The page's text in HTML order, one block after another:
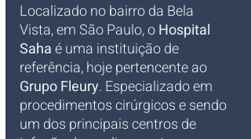
Localizado no bairro da Bela
Vista, em São Paulo, o Hospital
Saha é uma instituição de
referência, hoje pertencente ao
Grupo Fleury. Especializado em
procedimentos cirúrgicos e sendo
um dos principais centros de